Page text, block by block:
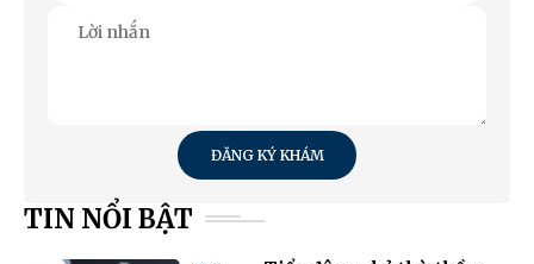
ĐĂNG KÝ KHÁM
TIN NỔI BẬT